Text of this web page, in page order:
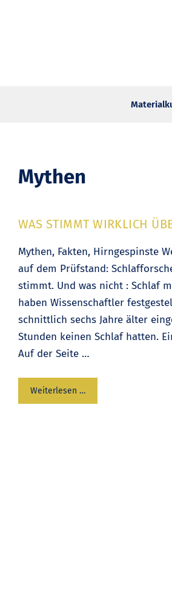
Mythen
WAS STIMMT WIRKLICH
Mythen, Fakten, Hirngespinste
auf dem Prüfstand:
stimmt. Und was nicht : Schlaf
haben Wissenschaftler
schnittlich sechs Jahre älter
Stunden keinen Schlaf hatten.
Auf der Seite …
Weiterlesen …